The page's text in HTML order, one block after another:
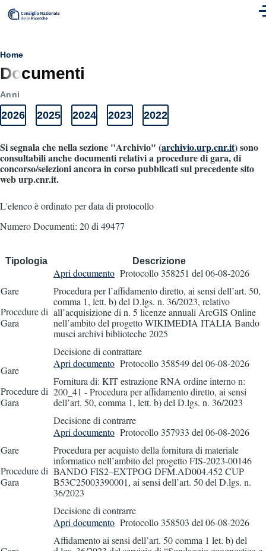
Skip to main content
Breadcrumb
Home
Documenti
Anni
Anni
Documenti
Elenco
2026
2026
Elenco
2025
2025
Elenco
2024
2024
Elenco
2023
2023
Elenco
2022
2022
Si segnala che nella sezione "Archivio" (archivio.urp.cnr.it) sono
consultabili anche documenti relativi a procedure di gara, di
concorso/selezioni ancora in corso pubblicati sul precedente sito
web urp.cnr.it.
L'elenco è ordinato per data di protocollo
Numero Documenti: 20 di 49477
Tipologia Descrizione
Gare
Procedure di
Gara
Apri documento Protocollo 358251 del 06-08-2026
Procedura per l’affidamento diretto, ai sensi dell’art. 50,
comma 1, lett. b) del D.lgs. n. 36/2023, relativo
all’acquisizione di n. 5 licenze annuali ArcGIS Online
nell’ambito del progetto WIKIMEDIA ITALIA Bando
musei archivi biblioteche 2025
Decisione di contrattare
Gare
Procedure di
Gara
Apri documento Protocollo 358549del 06-08-2026
Fornitura di: KIT estrazione RNA ordine interno n:
200_41 - Procedura per affidamento diretto, ai sensi
dell’art. 50, comma 1, lett. b) del D.lgs. n. 36/2023
Decisione di contrarre
Gare
Procedure di
Gara
Apri documento Protocollo 357933 del 06-08-2026
Procedura per acquisto della fornitura di materiale
informatico nell’ambito del progetto FIS-2023-00146
BANDO FIS2–EXTPOG DFM.AD004.452 CUP
B53C25003390001, ai sensi dell’art. 50 del D.lgs. n.
36/2023
Decisione di contrarre
Apri documento Protocollo 358503 del 06-08-2026
Affidamento ai sensi dell’art. 50 comma 1 let. b) del